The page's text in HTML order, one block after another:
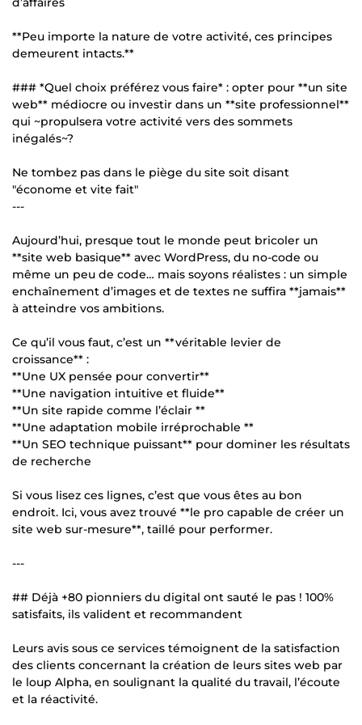
**Peu importe la nature de votre activité, ces principes
demeurent intacts.**
### *Quel choix préférez vous faire* : opter pour **un site
web** médiocre ou investir dans un **site professionnel**
qui ~propulsera votre activité vers des sommets
inégalés~?
Ne tombez pas dans le piège du site soit disant
"économe et vite fait"
---
Aujourd’hui, presque tout le monde peut bricoler un
**site web basique** avec WordPress, du no-code ou
même un peu de code… mais soyons réalistes : un simple
enchaînement d’images et de textes ne suffira **jamais**
à atteindre vos ambitions.
Ce qu’il vous faut, c’est un **véritable levier de
croissance** :
**Une UX pensée pour convertir**
**Une navigation intuitive et fluide**
**Un site rapide comme l’éclair **
**Une adaptation mobile irréprochable **
**Un SEO technique puissant** pour dominer les résultats
de recherche
Si vous lisez ces lignes, c’est que vous êtes au bon
endroit. Ici, vous avez trouvé **le pro capable de créer un
site web sur-mesure**, taillé pour performer.
---
## Déjà +80 pionniers du digital ont sauté le pas ! 100%
satisfaits, ils valident et recommandent
Leurs avis sous ce services témoignent de la satisfaction
des clients concernant la création de leurs sites web par
le loup Alpha, en soulignant la qualité du travail, l’écoute
et la réactivité.